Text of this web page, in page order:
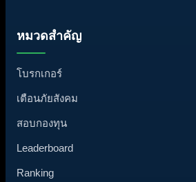
หมวดสำคัญ
โบรกเกอร์
เตือนภัยสังคม
สอบกองทุน
Leaderboard
Ranking